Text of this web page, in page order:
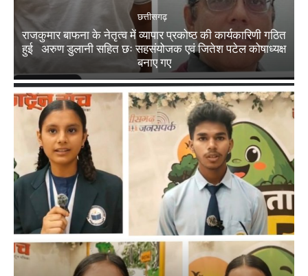
छत्तीसगढ़
राजकुमार बाफना के नेतृत्व में व्यापार प्रकोष्ठ की कार्यकारिणी गठित
हुई अरुण डुलानी सहित छः सहसंयोजक एवं जितेश पटेल कोषाध्यक्ष
बनाए गए